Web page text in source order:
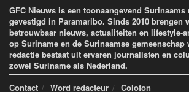
GFC Nieuws is een toonaangevend Surinaams
gevestigd in Paramaribo. Sinds 2010 brengen
betrouwbaar nieuws, actualiteiten en lifestyle-
op Suriname en de Surinaamse gemeenschap
redactie bestaat uit ervaren journalisten en
zowel Suriname als Nederland.
Contact
Word redacteur Colofon